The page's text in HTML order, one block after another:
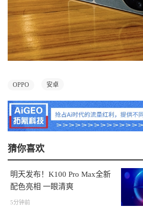
OPPO 安卓
猜你喜欢
明天发布！K100 Pro Max全新
配色亮相 一眼清爽
5分钟前